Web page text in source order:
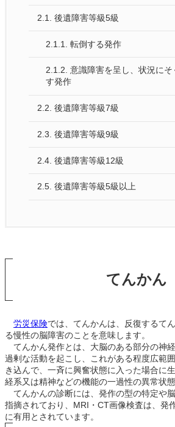
2.1. 後遺障害等級5級
2.1.1. 転倒する発作
2.1.2. 意識障害を呈し、状況に
す発作
2.2. 後遺障害等級7級
2.3. 後遺障害等級9級
2.4. 後遺障害等級12級
2.5. 後遺障害等級5級以上
てんかん
労災保険では、てんかんは、反復するて
る慢性の脳障害のことを意味します。
てんかん発作とは、大脳のある部分の神
過剰な活動を起こし、これがある程度広範
き込んで、一斉に興奮状態に入った場合に
経系又は精神などの機能の一過性の異常状
てんかんの診断には、発作の型の特定や
指摘されており、MRI・CT画像検査は、発
に有用とされています。